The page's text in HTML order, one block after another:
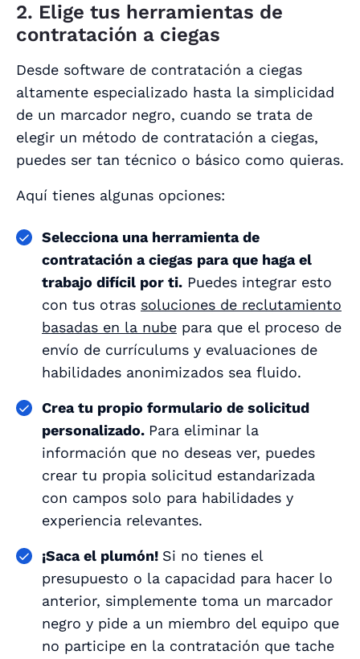
2. Elige tus herramientas de
contratación a ciegas
Desde software de contratación a ciegas
altamente especializado hasta la simplicidad
de un marcador negro, cuando se trata de
elegir un método de contratación a ciegas,
puedes ser tan técnico o básico como quieras.
Aquí tienes algunas opciones:
Selecciona una herramienta de
contratación a ciegas para que haga el
trabajo difícil por ti. Puedes integrar esto
con tus otras soluciones de reclutamiento
basadas en la nube para que el proceso de
envío de currículums y evaluaciones de
habilidades anonimizados sea fluido.
Crea tu propio formulario de solicitud
personalizado. Para eliminar la
información que no deseas ver, puedes
crear tu propia solicitud estandarizada
con campos solo para habilidades y
experiencia relevantes.
¡Saca el plumón! Si no tienes el
presupuesto o la capacidad para hacer lo
anterior, simplemente toma un marcador
negro y pide a un miembro del equipo que
no participe en la contratación que tache